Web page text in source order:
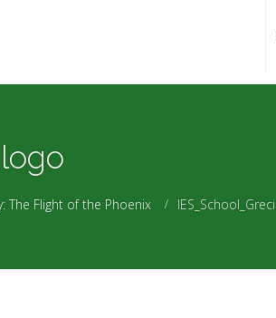
The Flight of the Phoenix